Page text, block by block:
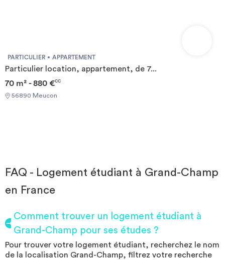
PARTICULIER APPARTEMENT
Particulier location, appartement, de 7...
70 m² - 880 €CC
56890 Meucon
FAQ - Logement étudiant à Grand-Champ
en France
Comment trouver un logement étudiant à
Grand-Champ pour ses études ?
Pour trouver votre logement étudiant, recherchez le nom
de la localisation Grand-Champ, filtrez votre recherche